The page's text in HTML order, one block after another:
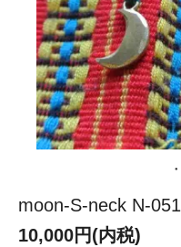
moon-S-neck N-051
10,000円(内税)